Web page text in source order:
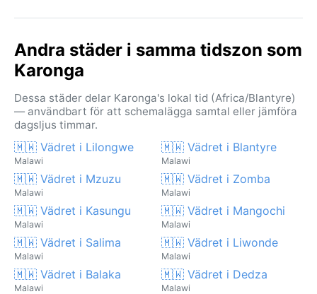
Andra städer i samma tidszon som
Karonga
Dessa städer delar Karonga's lokal tid (Africa/Blantyre)
— användbart för att schemalägga samtal eller jämföra
dagsljus timmar.
🇲🇼 Vädret i Lilongwe
Malawi
🇲🇼 Vädret i Blantyre
Malawi
🇲🇼 Vädret i Mzuzu
Malawi
🇲🇼 Vädret i Zomba
Malawi
🇲🇼 Vädret i Kasungu
Malawi
🇲🇼 Vädret i Mangochi
Malawi
🇲🇼 Vädret i Salima
Malawi
🇲🇼 Vädret i Liwonde
Malawi
🇲🇼 Vädret i Balaka
Malawi
🇲🇼 Vädret i Dedza
Malawi